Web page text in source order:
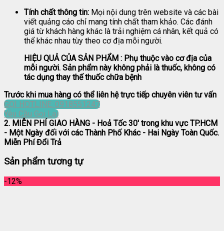
Tính chất thông tin: Mọi nội dung trên website và các bài
viết quảng cáo chỉ mang tính chất tham khảo. Các đánh
giá từ khách hàng khác là trải nghiệm cá nhân, kết quả có
thể khác nhau tùy theo cơ địa mỗi người.
HIỆU QUẢ CỦA SẢN PHẨM : Phụ thuộc vào cơ địa của
mỗi người. Sản phẩm này không phải là thuốc, không có
tác dụng thay thế thuốc chữa bệnh
Trước khi mua hàng có thể liên hệ trực tiếp chuyên viên tư vấn
GỌI HOTLINE: 0918551247
Yêu Cầu Gọi Lại
2. MIỄN PHÍ GIAO HÀNG - Hoả Tốc 30' trong khu vực TP.HCM
- Một Ngày đối với các Thành Phố Khác - Hai Ngày Toàn Quốc.
Miễn Phí Đổi Trả
Sản phẩm tương tự
-12%